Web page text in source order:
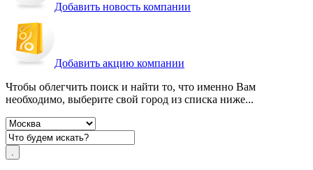
Добавить новость компании
Добавить акцию компании
Чтобы облегчить поиск и найти то, что именно Вам
необходимо, выберите свой город из списка ниже...